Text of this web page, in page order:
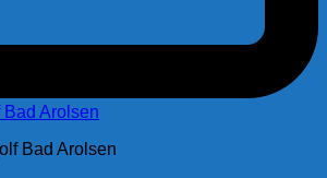
Arolsen